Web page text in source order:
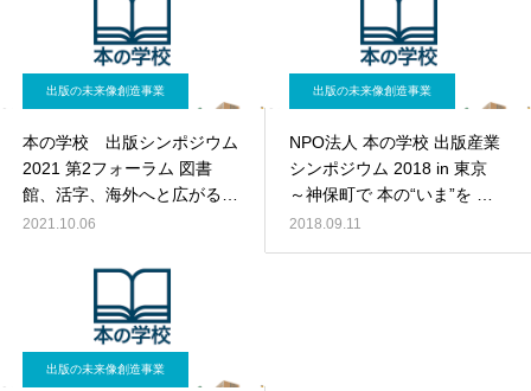
出版の未来像創造事業
本の学校 出版シンポジウム
2021 第2フォーラム 図書
館、活字、海外へと広がる電
子書籍の可能性
2021.10.06
出版の未来像創造事業
NPO法人 本の学校 出版産業
シンポジウム 2018 in 東京
～神保町で 本の“いま”を 語
ろう～
2018.09.11
出版の未来像創造事業